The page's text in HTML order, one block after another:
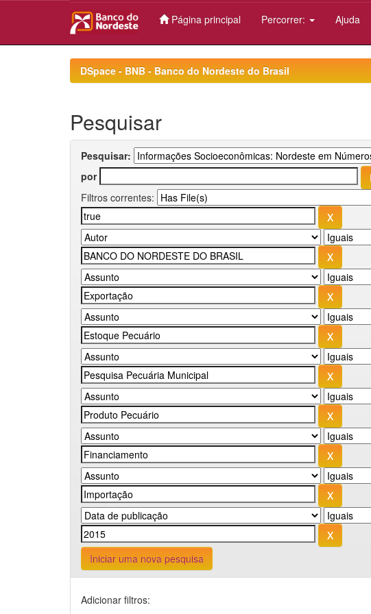
Página principal Percorrer: Ajuda
DSpace - BNB - Banco do Nordeste do Brasil
Pesquisar
Pesquisar:
por
Filtros correntes:
Iniciar uma nova pesquisa
Adicionar filtros: